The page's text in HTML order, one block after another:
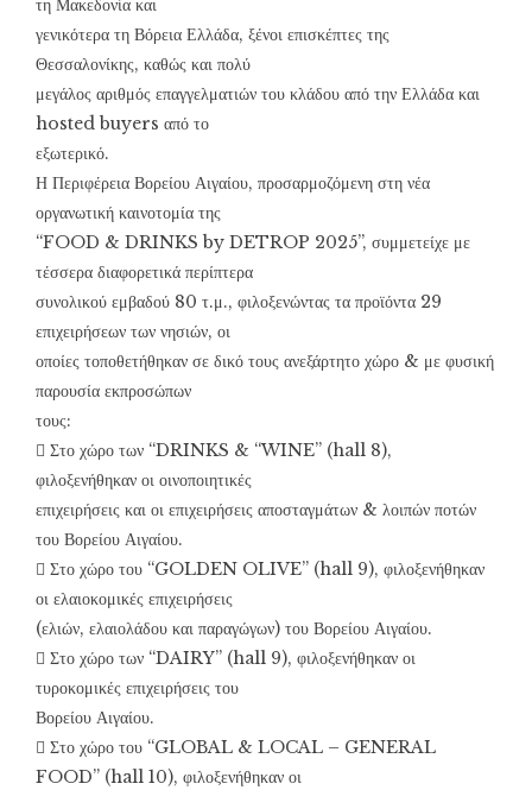
τη Μακεδονία και
γενικότερα τη Βόρεια Ελλάδα, ξένοι επισκέπτες της
Θεσσαλονίκης, καθώς και πολύ
μεγάλος αριθμός επαγγελματιών του κλάδου από την Ελλάδα και
hosted buyers από το
εξωτερικό.
Η Περιφέρεια Βορείου Αιγαίου, προσαρμοζόμενη στη νέα
οργανωτική καινοτομία της
“FOOD & DRINKS by DETROP 2025”, συμμετείχε με
τέσσερα διαφορετικά περίπτερα
συνολικού εμβαδού 80 τ.μ., φιλοξενώντας τα προϊόντα 29
επιχειρήσεων των νησιών, οι
οποίες τοποθετήθηκαν σε δικό τους ανεξάρτητο χώρο & με φυσική
παρουσία εκπροσώπων
τους:
 Στο χώρο των “DRINKS & “WINE” (hall 8),
φιλοξενήθηκαν οι οινοποιητικές
επιχειρήσεις και οι επιχειρήσεις αποσταγμάτων & λοιπών ποτών
του Βορείου Αιγαίου.
 Στο χώρο του “GOLDEN OLIVE” (hall 9), φιλοξενήθηκαν
οι ελαιοκομικές επιχειρήσεις
(ελιών, ελαιολάδου και παραγώγων) του Βορείου Αιγαίου.
 Στο χώρο των “DAIRY” (hall 9), φιλοξενήθηκαν οι
τυροκομικές επιχειρήσεις του
Βορείου Αιγαίου.
 Στο χώρο του “GLOBAL & LOCAL – GENERAL
FOOD” (hall 10), φιλοξενήθηκαν οι